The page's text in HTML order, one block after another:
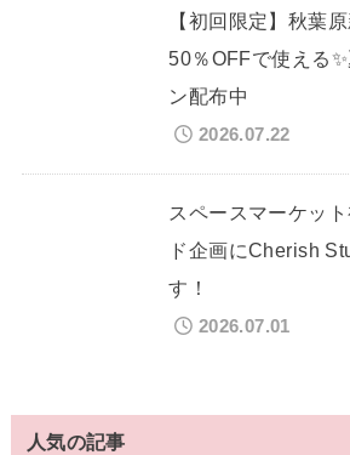
【初回限定】秋葉
50％OFFで使える
ン配布中
2026.07.22
スペースマーケッ
ド企画にCherish
す！
2026.07.01
人気の記事